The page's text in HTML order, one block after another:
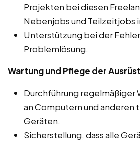
Projekten bei diesen
Nebenjobs und Teilzeitjobs
Unterstützung bei der
Problemlösung.
Wartung und Pflege der
Durchführung regelmäßiger
an Computern und anderen
Geräten.
Sicherstellung, dass alle